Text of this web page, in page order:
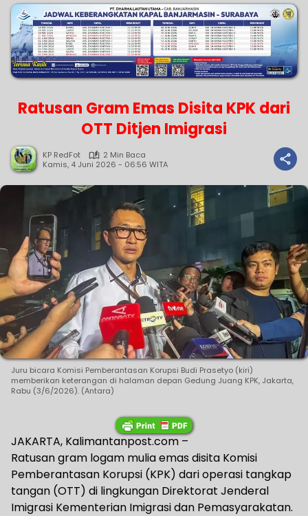
Ratusan Gram Emas Disita KPK dari
OTT Ditjen Imigrasi
KP RedFot
2 Min Baca
Kamis, 4 Juni 2026 - 06:56 WITA
Juru bicara Komisi Pemberantasan Korupsi Budi Prasetyo (kiri)
memberikan keterangan di halaman depan Gedung Juang KPK, Jakarta,
Rabu (3/6/2026). (Antara)
JAKARTA, Kalimantanpost.com –
Ratusan gram logam mulia emas disita Komisi
Pemberantasan Korupsi (KPK) dari operasi tangkap
tangan (OTT) di lingkungan Direktorat Jenderal
Imigrasi Kementerian Imigrasi dan Pemasyarakatan.